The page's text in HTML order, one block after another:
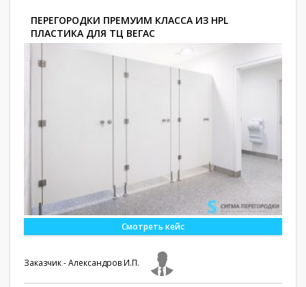
ПЕРЕГОРОДКИ ПРЕМУИМ КЛАССА ИЗ HPL
ПЛАСТИКА ДЛЯ ТЦ ВЕГАС
Смотреть кейс
Заказчик - Александров И.П.